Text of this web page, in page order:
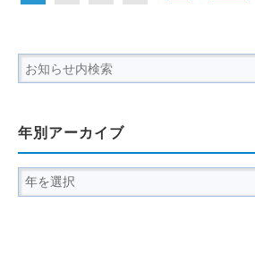
年別アーカイブ